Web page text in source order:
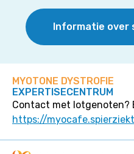
Informatie over
MYOTONE DYSTROFIE
EXPERTISECENTRUM
Contact met lotgenoten?
https://